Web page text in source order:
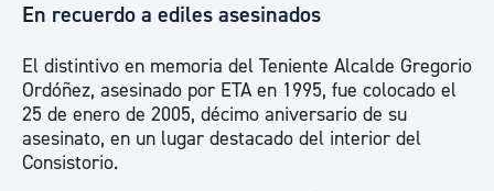
En recuerdo a ediles asesinados
El distintivo en memoria del Teniente Alcalde Gregorio
Ordóñez, asesinado por ETA en 1995, fue colocado el
25 de enero de 2005, décimo aniversario de su
asesinato, en un lugar destacado del interior del
Consistorio.